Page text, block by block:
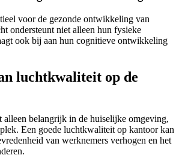
voor de gezonde ontwikkeling van
ondersteunt niet alleen hun fysieke
ook bij aan hun cognitieve ontwikkeling
luchtkwaliteit op de
belangrijk in de huiselijke omgeving,
Een goede luchtkwaliteit op kantoor kan
van werknemers verhogen en het